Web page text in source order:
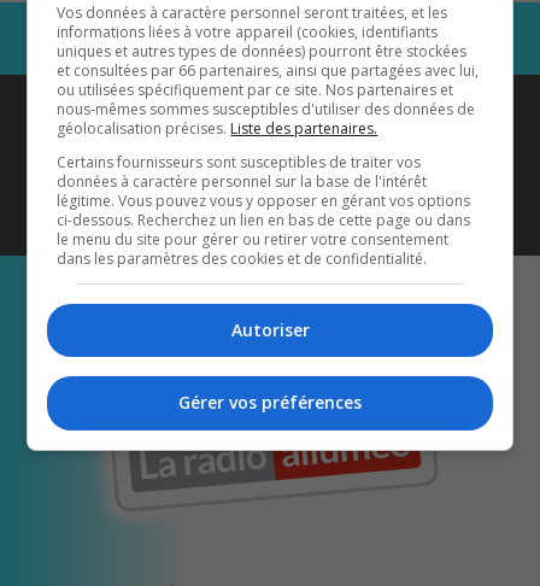
Coyote New Countryest diffusé
également sur1033 HD2
Écoutez-nous aussi sur…
Vos données à caractère personnel seront traitées, et les
informations liées à votre appareil (cookies, identifiants
uniques et autres types de données) pourront être stockées
et consultées par 66 partenaires, ainsi que partagées avec lui,
ou utilisées spécifiquement par ce site. Nos partenaires et
nous-mêmes sommes susceptibles d'utiliser des données de
géolocalisation précises. Liste des partenaires.
Certains fournisseurs sont susceptibles de traiter vos
données à caractère personnel sur la base de l'intérêt
légitime. Vous pouvez vous y opposer en gérant vos options
ci-dessous. Recherchez un lien en bas de cette page ou dans
le menu du site pour gérer ou retirer votre consentement
dans les paramètres des cookies et de confidentialité.
Autoriser
Gérer vos préférences